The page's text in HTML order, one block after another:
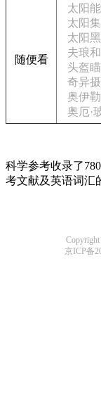
随便看
太阳
太阳
太阳
夫琅
头盔
奇异
奥伊
奥厄·
科学参考收录了
考文献及英语词汇
Copyright
京ICP备